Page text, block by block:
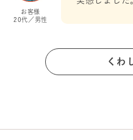
お客様
20代／男性
くわ